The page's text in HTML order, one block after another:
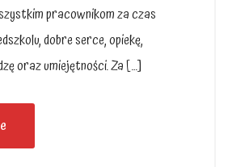
pracownikom za czas
dobre serce, opiekę,
oraz umiejętności. Za […]